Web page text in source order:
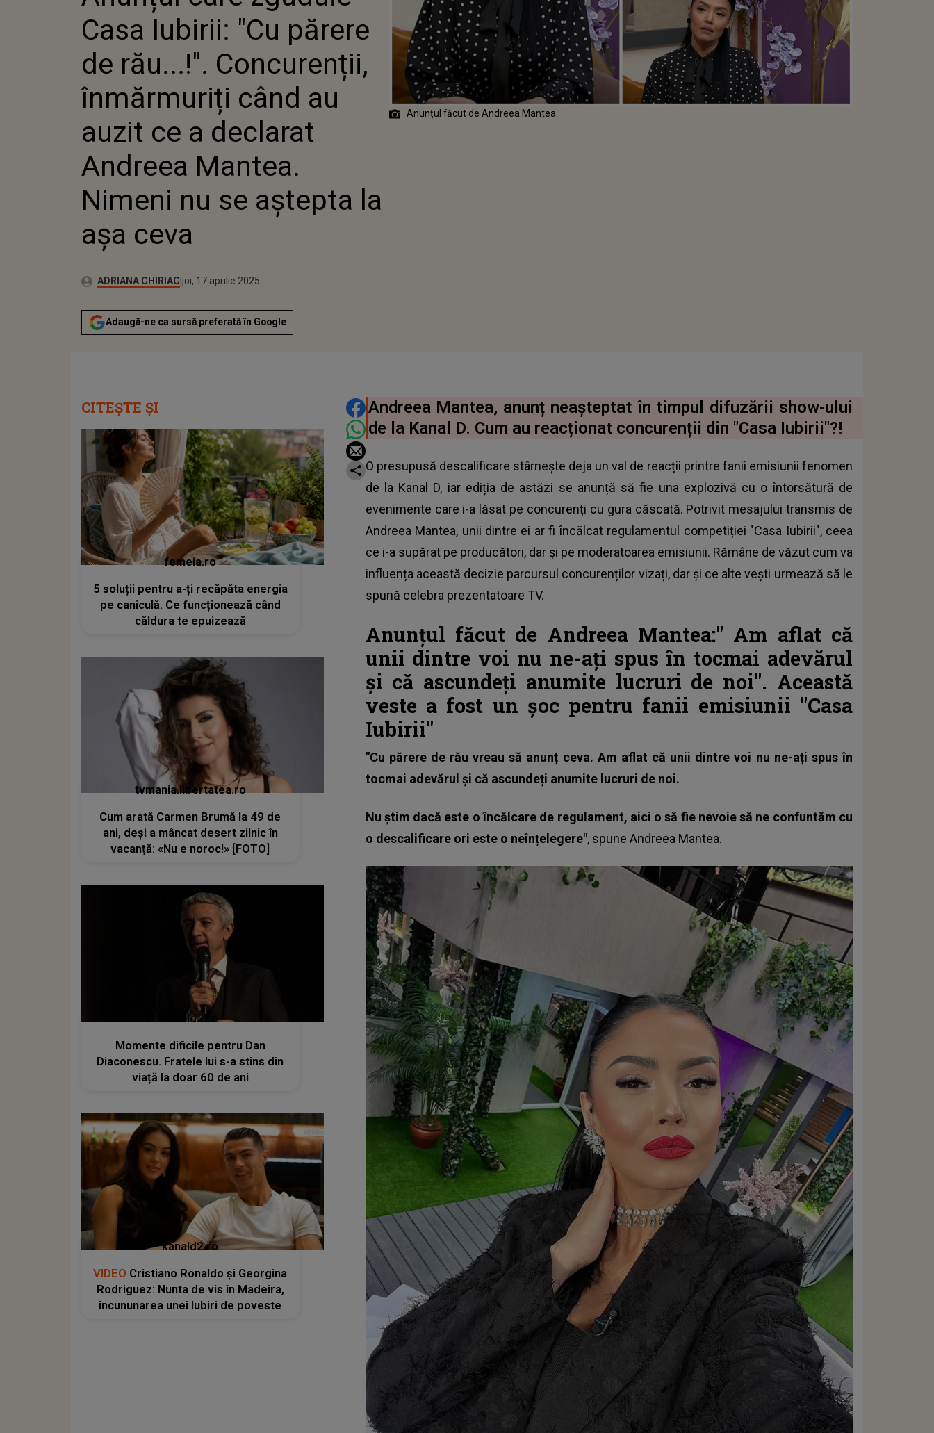
CONCURENȚII,
ÎNMĂRMURIȚI CÂND AU
AUZIT CE A DECLARAT
ANDREEA MANTEA.
NIMENI NU SE AȘTEPTA
LA AȘA CEVA
Casa Iubirii: "Cu părere
de rău...!". Concurenții,
înmărmuriți când au
auzit ce a declarat
Andreea Mantea.
Nimeni nu se aștepta la
așa ceva
Autor:ADRIANA CHIRIACPublicat:
joi, 17 aprilie 2025
Actualizat:
joi, 17 aprilie 2025
Adaugă-ne ca sursă preferată în Google
Anunțul făcut de Andreea Mantea
DISTRIBUIE ARTICOLUL
Andreea Mantea, anunț neașteptat în timpul difuzării show-ului
de la Kanal D. Cum au reacționat concurenții din "Casa Iubirii"?!
O presupusă descalificare stârnește deja un val de reacții printre fanii emisiunii fenomen
de la Kanal D, iar ediția de astăzi se anunță să fie una explozivă cu o întorsătură de
evenimente care i-a lăsat pe concurenți cu gura căscată. Potrivit mesajului transmis de
Andreea Mantea, unii dintre ei ar fi încălcat regulamentul competiției "Casa Iubirii", ceea
ce i-a supărat pe producători, dar și pe moderatoarea emisiunii. Rămâne de văzut cum va
influența această decizie parcursul concurenților vizați, dar și ce alte vești urmează să le
spună celebra prezentatoare TV.
Anunțul făcut de Andreea Mantea:" Am aflat că
unii dintre voi nu ne-ați spus în tocmai adevărul
și că ascundeți anumite lucruri de noi". Această
veste a fost un șoc pentru fanii emisiunii "Casa
Iubirii"
"Cu părere de rău vreau să anunț ceva. Am aflat că unii dintre voi nu ne-ați spus în
tocmai adevărul și că ascundeți anumite lucruri de noi.
Nu știm dacă este o încălcare de regulament, aici o să fie nevoie să ne confuntăm cu
o descalificare ori este o neînțelegere", spune Andreea Mantea.
CITEȘTE ȘI
femeia.ro
5 soluții pentru a-ți recăpăta energia
pe caniculă. Ce funcționează când
căldura te epuizează
tvmania.libertatea.ro
Cum arată Carmen Brumă la 49 de
ani, deși a mâncat desert zilnic în
vacanță: «Nu e noroc!» [FOTO]
kanald2.ro
Momente dificile pentru Dan
Diaconescu. Fratele lui s-a stins din
viață la doar 60 de ani
kanald2.ro
VIDEO Cristiano Ronaldo și Georgina
Rodriguez: Nunta de vis în Madeira,
încununarea unei Iubiri de poveste